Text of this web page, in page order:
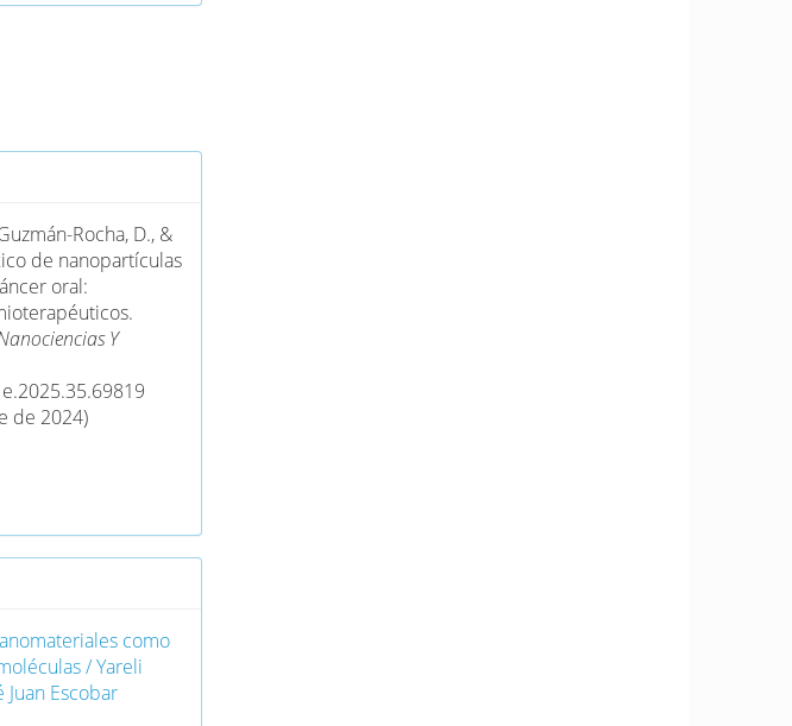
Rocha, D., &
de nanopartículas
oral:
Y
de 2024)
como
/ Yareli
Juan Escobar